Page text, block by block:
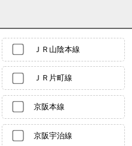
ＪＲ山陰本線
ＪＲ片町線
京阪本線
京阪宇治線